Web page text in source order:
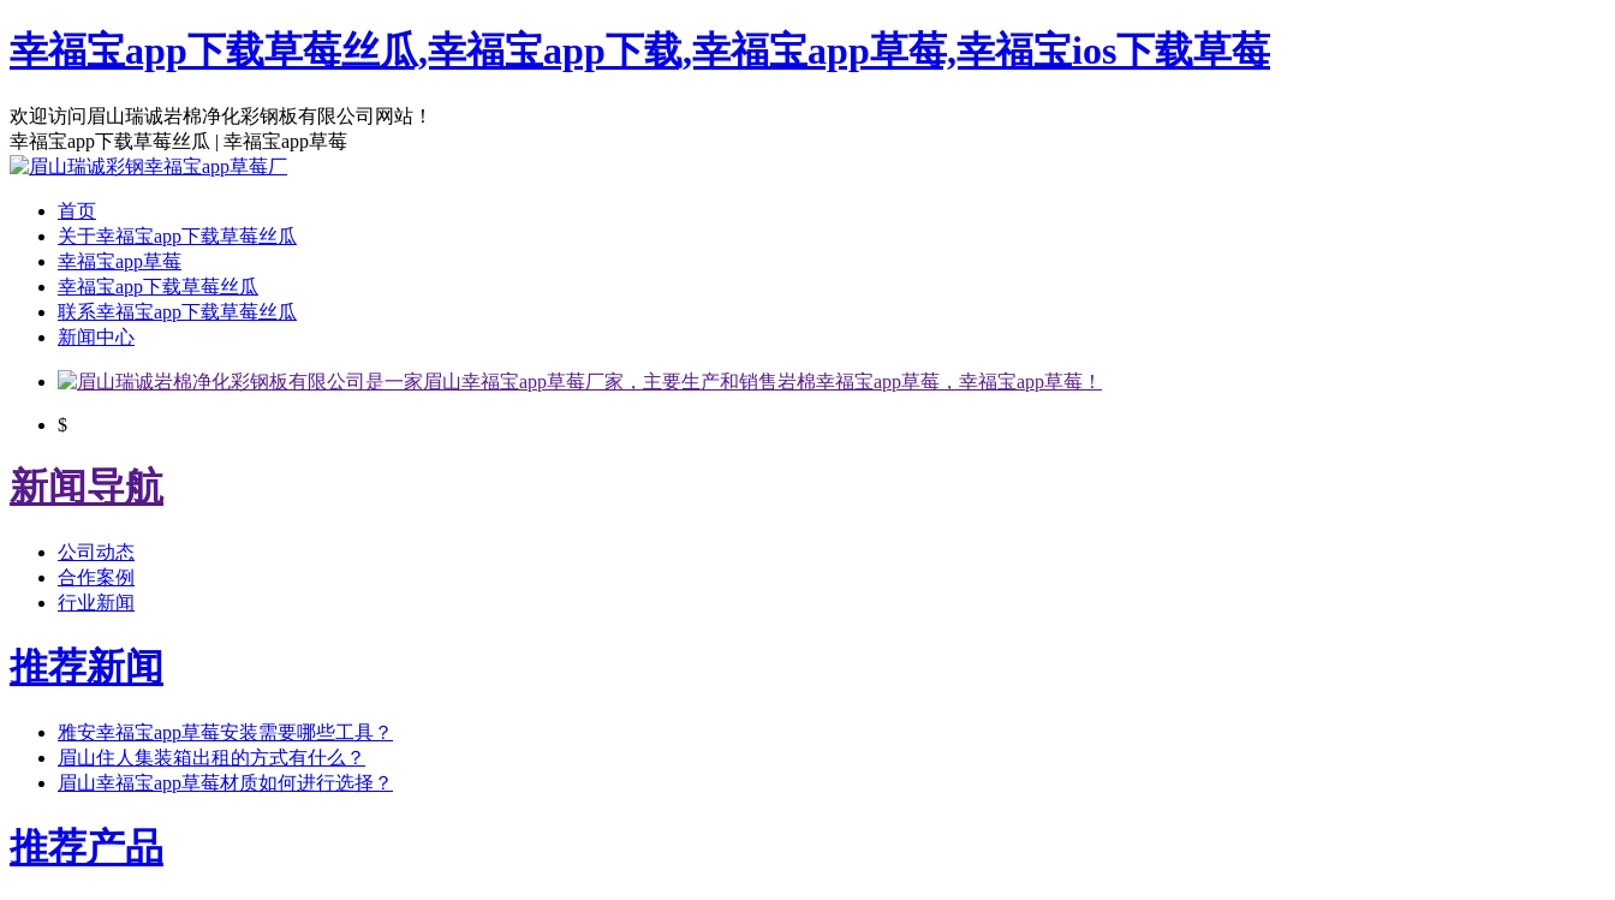
幸福宝app下载草莓丝瓜,幸福宝app下载,幸福宝app草莓,幸福宝ios下载草莓
欢迎访问眉山瑞诚岩棉净化彩钢板有限公司网站！
幸福宝app下载草莓丝瓜 | 幸福宝app草莓
首页
关于幸福宝app下载草莓丝瓜
幸福宝app草莓
幸福宝app下载草莓丝瓜
联系幸福宝app下载草莓丝瓜
新闻中心
$
新闻导航
公司动态
合作案例
行业新闻
推荐新闻
雅安幸福宝app草莓安装需要哪些工具？
眉山住人集装箱出租的方式有什么？
眉山幸福宝app草莓材质如何进行选择？
推荐产品